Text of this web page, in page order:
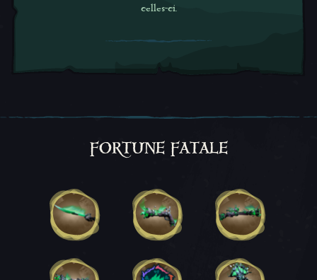
celles-ci.
FORTUNE FATALE